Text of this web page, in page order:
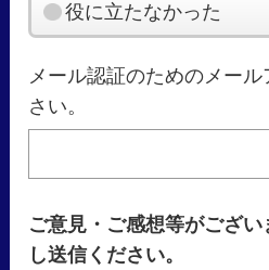
役に立たなかった
メール認証のためのメー
さい。
ご意見・ご感想等がござ
し送信ください。